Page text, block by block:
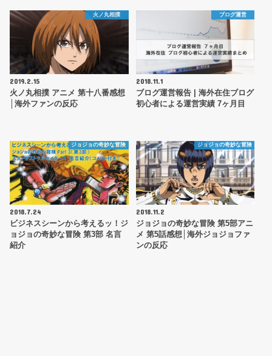
火ノ丸相撲
2019.2.15
火ノ丸相撲 アニメ 第十八番感想
│海外ファンの反応
ブログ運営
2018.11.1
ブログ運営報告 | 海外在住ブログ
初心者による運営実績 7ヶ月目
ジョジョの奇妙な冒険
2018.7.24
ビジネスシーンから考えるッ！ジ
ョジョの奇妙な冒険 第3部 名言
紹介
ジョジョの奇妙な冒険
2018.11.2
ジョジョの奇妙な冒険 第5部アニ
メ 第5話感想│海外ジョジョファ
ンの反応